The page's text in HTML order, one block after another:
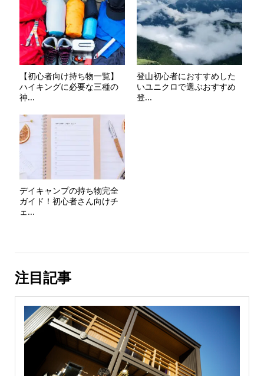
【初心者向け持ち物一覧】
ハイキングに必要な三種の
神...
登山初心者におすすめした
いユニクロで選ぶおすすめ
登...
デイキャンプの持ち物完全
ガイド！初心者さん向けチ
ェ...
注目記事